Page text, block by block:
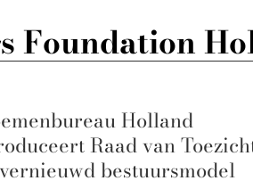
Foundation
Holland
Raad van
bestuursmodel